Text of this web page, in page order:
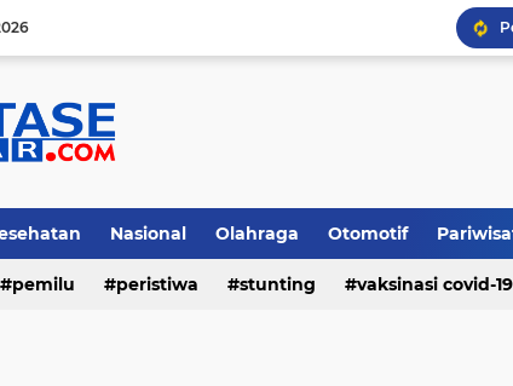
Nasional Olahraga Otomotif
pemilu peristiwa stunting vaksinasi covid-19